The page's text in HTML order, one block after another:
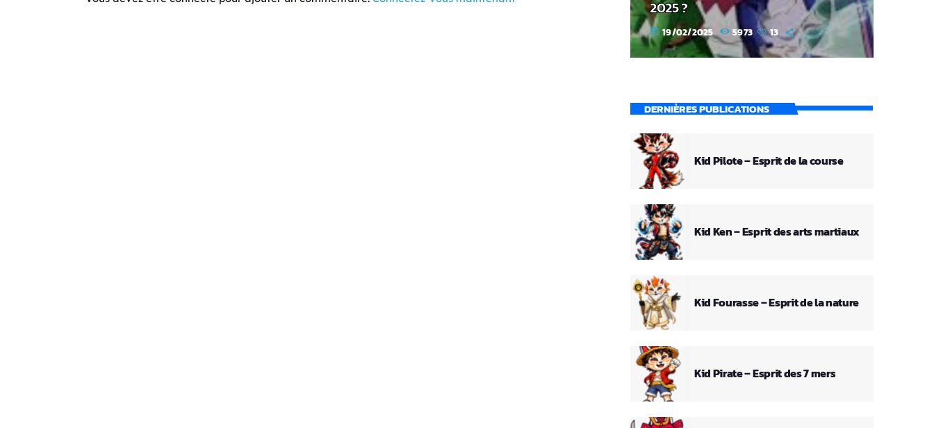
2025 ?
today 19/02/2025 5973 13
DERNIÈRES PUBLICATIONS
Kid Pilote – Esprit de la course
Kid Ken – Esprit des arts martiaux
Kid Fourasse – Esprit de la nature
Kid Pirate – Esprit des 7 mers